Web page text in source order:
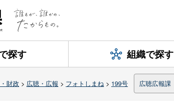
探す 組織で探す
財政 > 広聴・広報 > フォトしまね > 199号 広聴広報課